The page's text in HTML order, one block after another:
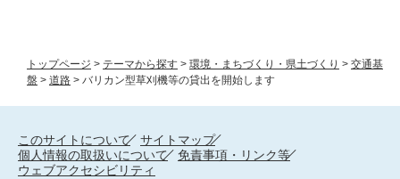
トップページ > テーマから探す > 環境・まちづくり・県土づくり > 交通基
盤 > 道路 > バリカン型草刈機等の貸出を開始します
このサイトについて
サイトマップ
個人情報の取扱いについて
免責事項・リンク等
ウェブアクセシビリティ